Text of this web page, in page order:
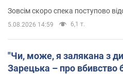
Зовсім скоро спека поступово
5.08.2026 14:59 6,1 т.
"Чи, може, я залякана з
Зарецька – про вбивство